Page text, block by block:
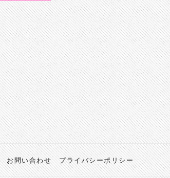
お問い合わせ プライバシーポリシー